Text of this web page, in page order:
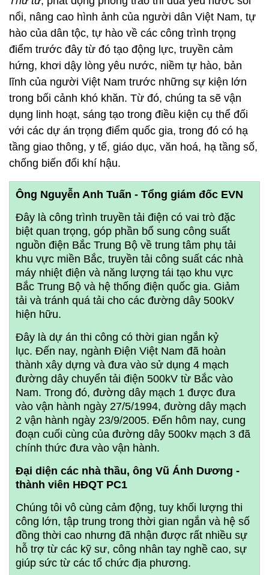
nổi, nâng cao hình ảnh của người dân Việt Nam, tự
hào của dân tộc, tự hào về các công trình trọng
điểm trước đây từ đó tạo động lực, truyền cảm
hứng, khơi dậy lòng yêu nước, niềm tự hào, bản
lĩnh của người Việt Nam trước những sự kiện lớn
trong bối cảnh khó khăn. Từ đó, chúng ta sẽ vận
dụng linh hoạt, sáng tạo trong điều kiện cụ thể đối
với các dự án trọng điểm quốc gia, trong đó có hạ
tầng giao thông, y tế, giáo dục, văn hoá, hạ tầng số,
chống biến đổi khí hậu.
Ông Nguyễn Anh Tuấn - Tổng giám đốc EVN
Đây là công trình truyền tải điện có vai trò đặc
biệt quan trọng, góp phần bổ sung công suất
nguồn điện Bắc Trung Bộ về trung tâm phụ tải
khu vực miền Bắc, truyền tải công suất các nhà
máy nhiệt điện và năng lượng tái tạo khu vực
Bắc Trung Bộ và hệ thống điện quốc gia. Giảm
tải và tránh quá tải cho các đường dây 500kV
hiện hữu.
Đây là dự án thi công có thời gian ngắn kỷ
lục. Đến nay, ngành Điện Việt Nam đã hoàn
thành xây dựng và đưa vào sử dụng 4 mạch
đường dây chuyển tải điện 500kV từ Bắc vào
Nam. Trong đó, đường dây mạch 1 được đưa
vào vận hành ngày 27/5/1994, đường dây mạch
2 vận hành ngày 23/9/2005. Đến hôm nay, cung
đoạn cuối cùng của đường dây 500kv mạch 3 đã
chính thức đưa vào vận hành.
Đại diện các nhà thầu, ông Vũ Ánh Dương -
thành viên HĐQT PC1
Chúng tôi vô cùng cảm động, tuy khối lượng thi
công lớn, tập trung trong thời gian ngắn và hệ số
đồng thời cao nhưng đã nhận được rất nhiều sự
hỗ trợ từ các kỹ sư, công nhân tay nghề cao, sự
giúp sức từ các tổ chức địa phương.